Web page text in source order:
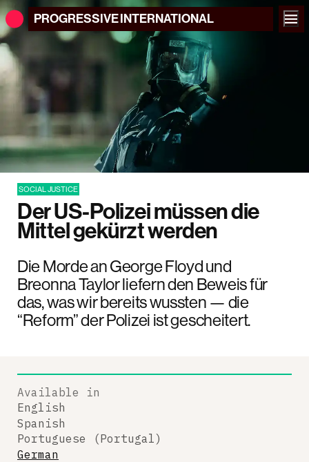
PROGRESSIVEINTERNATIONAL
SOCIAL JUSTICE
Der US-Polizei müssen die
Mittel gekürzt werden
Die Morde an George Floyd und
Breonna Taylor liefern den Beweis für
das, was wir bereits wussten — die
“Reform” der Polizei ist gescheitert.
Available in
English
Spanish
Portuguese (Portugal)
German